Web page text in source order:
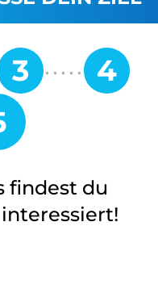
findest du